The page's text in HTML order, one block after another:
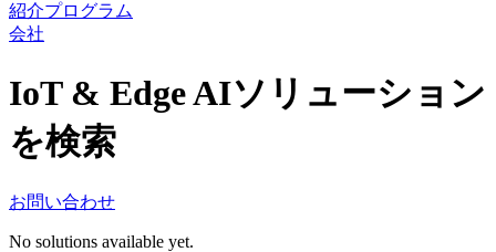
紹介プログラム
会社
IoT & Edge AIソリューション
を検索
お問い合わせ
No solutions available yet.